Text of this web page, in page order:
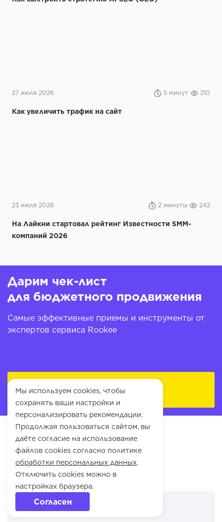
Мы используем cookies, чтобы
сохранять ваши настройки и
персонализировать рекомендации.
Продолжая пользоваться сайтом, вы
даёте согласие на использование
файлов cookies согласно политике
обработки персональных данных.
Отключить cookies можно в
настройках браузера.
Согласен
27 июля 2026 5 минут 210
Как увеличить трафик на сайт
23 июля 2026 2 минуты 242
На Лайкни стартовал рейтинг Известности SMM-
компаний 2026
Дарим чек-лист
для бюджетного продвижения
Самые эффективные приемы и инструменты от
экспертов сервиса Rookee
Получить чек-лист